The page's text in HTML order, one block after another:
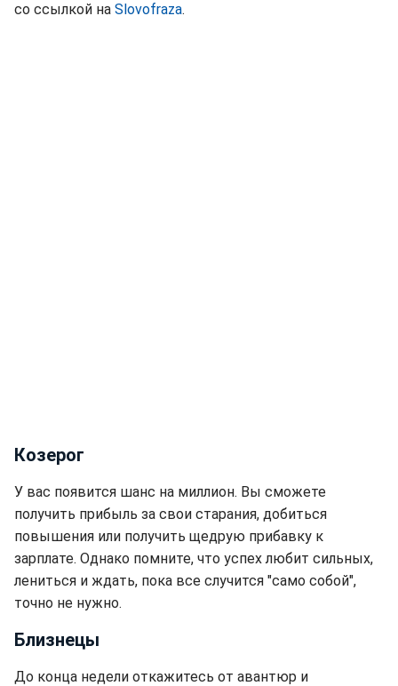
со ссылкой на Slovofraza.
Козерог
У вас появится шанс на миллион. Вы сможете
получить прибыль за свои старания, добиться
повышения или получить щедрую прибавку к
зарплате. Однако помните, что успех любит сильных,
лениться и ждать, пока все случится "само собой",
точно не нужно.
Близнецы
До конца недели откажитесь от авантюр и